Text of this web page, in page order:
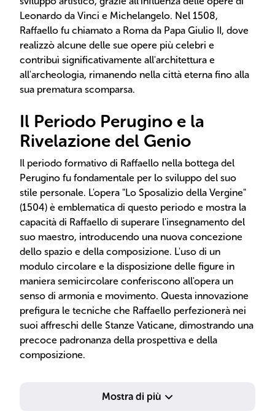
Leonardo da Vinci e Michelangelo. Nel 1508,
Raffaello fu chiamato a Roma da Papa Giulio II, dove
realizzò alcune delle sue opere più celebri e
contribuì significativamente all'architettura e
all'archeologia, rimanendo nella città eterna fino alla
sua prematura scomparsa.
Il Periodo Perugino e la
Rivelazione del Genio
Il periodo formativo di Raffaello nella bottega del
Perugino fu fondamentale per lo sviluppo del suo
stile personale. L'opera "Lo Sposalizio della Vergine"
(1504) è emblematica di questo periodo e mostra la
capacità di Raffaello di superare l'insegnamento del
suo maestro, introducendo una nuova concezione
dello spazio e della composizione. L'uso di un
modulo circolare e la disposizione delle figure in
maniera semicircolare conferiscono all'opera un
senso di armonia e movimento. Questa innovazione
prefigura le tecniche che Raffaello perfezionerà nei
suoi affreschi delle Stanze Vaticane, dimostrando una
precoce padronanza della prospettiva e della
composizione.
Mostra di più